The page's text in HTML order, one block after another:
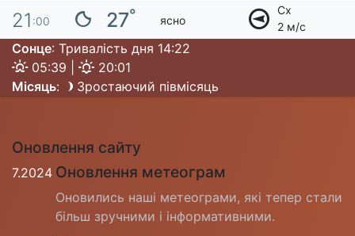
21 :00 27° ясно
Сх
2 м/с
Сонце: Тривалість дня 14:22
05:39 |
20:01
Місяць: Зростаючий півмісяць
Оновлення сайту
7.2024 Оновлення метеограм
Оновились наші метеограми, які тепер стали
більш зручними і інформативними.